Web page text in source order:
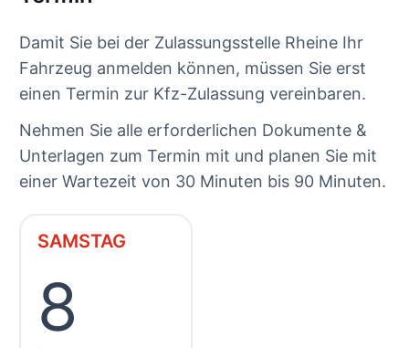
Damit Sie bei der Zulassungsstelle Rheine Ihr
Fahrzeug anmelden können, müssen Sie erst
einen Termin zur Kfz-Zulassung vereinbaren.
Nehmen Sie alle erforderlichen Dokumente &
Unterlagen zum Termin mit und planen Sie mit
einer Wartezeit von 30 Minuten bis 90 Minuten.
SAMSTAG
8